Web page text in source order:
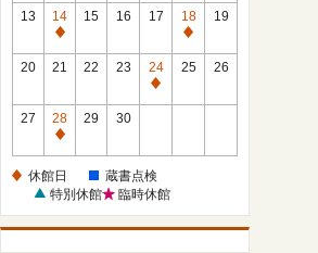
館
日
13
14
休
館
15 16 17
18
休
館
19
20 21 22 23
24
休
25 26
27
28
休
日
29 30
休館日
蔵書点検
特別休館
臨時休館